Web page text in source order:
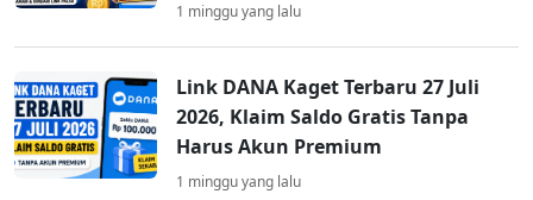
1 minggu yang lalu
Link DANA Kaget Terbaru 27 Juli
2026, Klaim Saldo Gratis Tanpa
Harus Akun Premium
1 minggu yang lalu